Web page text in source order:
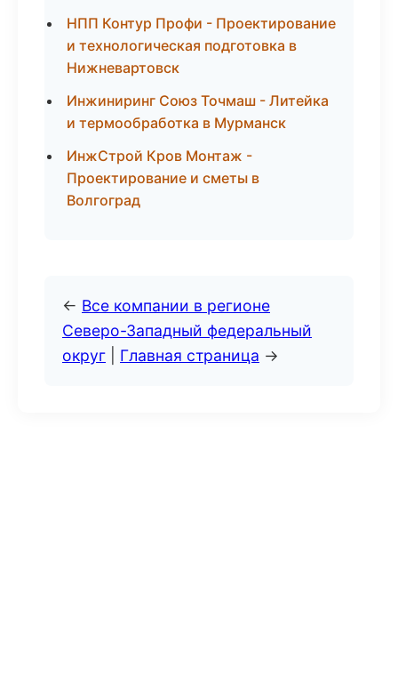
НПП Контур Профи - Проектирование
и технологическая подготовка в
Нижневартовск
Инжиниринг Союз Точмаш - Литейка
и термообработка в Мурманск
ИнжСтрой Кров Монтаж -
Проектирование и сметы в
Волгоград
← Все компании в регионе
Северо-Западный федеральный
округ
Главная страница →